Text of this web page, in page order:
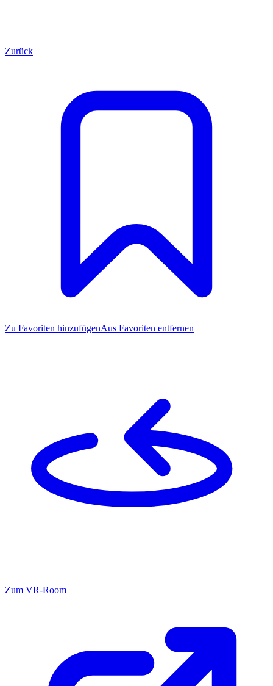
Zurück
Zu Favoriten hinzufügenAus Favoriten entfernen
Zum VR-Room